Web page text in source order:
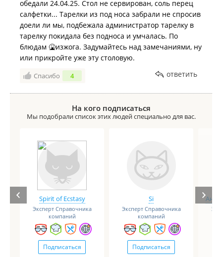
обедали 24.04.25. Стол не сервирован, соль перец
салфетки... Тарелки из под носа забрали не спросив
доели ли мы, подбежала администратор тарелку в
тарелку покидала без подноса и умчалась. По
блюдам 🤮изжога. Задумайтесь над замечаниями, ну
или прикройте уже эту столовую.
Спасибо 4 ответить
На кого подписаться
Мы подобрали список этих людей специально для вас.
Spirit of Ecstasy
Эксперт Справочника
компаний
Подписаться
Si
Эксперт Справочника
компаний
Подписаться